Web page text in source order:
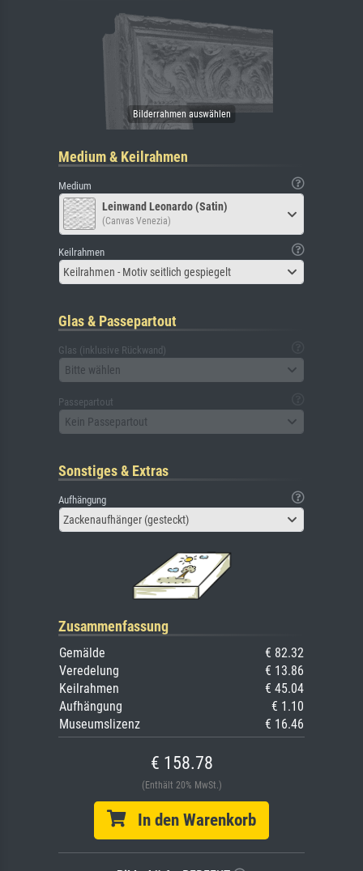
Medium & Keilrahmen
Medium
Leinwand Leonardo (Satin)
(Canvas Venezia)
Keilrahmen
Keilrahmen - Motiv seitlich gespiegelt
Glas & Passepartout
Glas (inklusive Rückwand)
Bitte wählen
Passepartout
Kein Passepartout
Sonstiges & Extras
Aufhängung
Zackenaufhänger (gesteckt)
Zusammenfassung
Gemälde
€ 82.32
Veredelung
€ 13.86
Keilrahmen
€ 45.04
Aufhängung
€ 1.10
Museumslizenz
€ 16.46
€ 158.78
(Enthält 20% MwSt.)
In den Warenkorb